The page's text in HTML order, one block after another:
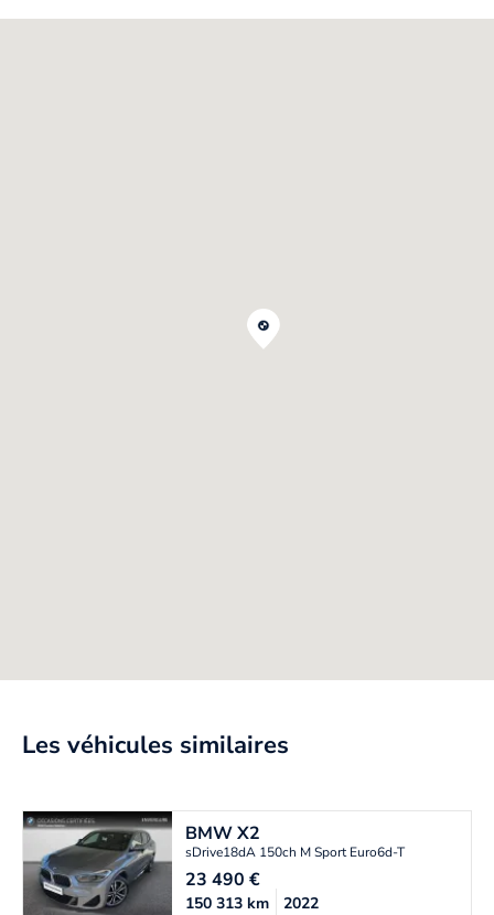
Les véhicules similaires
BMWX2
sDrive18dA 150ch M Sport Euro6d-T
23 490€
150 313km 2022